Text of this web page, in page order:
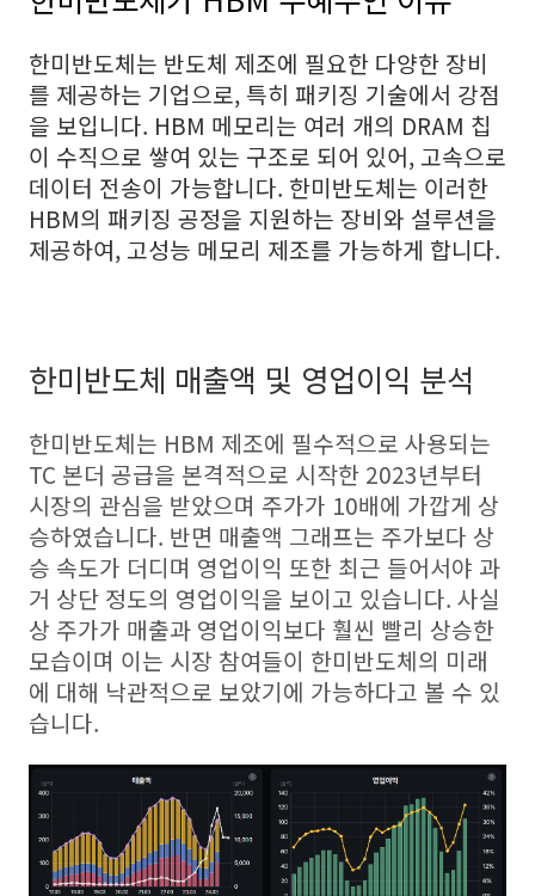
한미반도체는 반도체 제조에 필요한 다양한 장비
를 제공하는 기업으로, 특히 패키징 기술에서 강점
을 보입니다. HBM 메모리는 여러 개의 DRAM 칩
이 수직으로 쌓여 있는 구조로 되어 있어, 고속으로
데이터 전송이 가능합니다. 한미반도체는 이러한
HBM의 패키징 공정을 지원하는 장비와 설루션을
제공하여, 고성능 메모리 제조를 가능하게 합니다.
한미반도체 매출액 및 영업이익 분석
한미반도체는 HBM 제조에 필수적으로 사용되는
TC 본더 공급을 본격적으로 시작한 2023년부터
시장의 관심을 받았으며 주가가 10배에 가깝게 상
승하였습니다. 반면 매출액 그래프는 주가보다 상
승 속도가 더디며 영업이익 또한 최근 들어서야 과
거 상단 정도의 영업이익을 보이고 있습니다. 사실
상 주가가 매출과 영업이익보다 훨씬 빨리 상승한
모습이며 이는 시장 참여들이 한미반도체의 미래
에 대해 낙관적으로 보았기에 가능하다고 볼 수 있
습니다.